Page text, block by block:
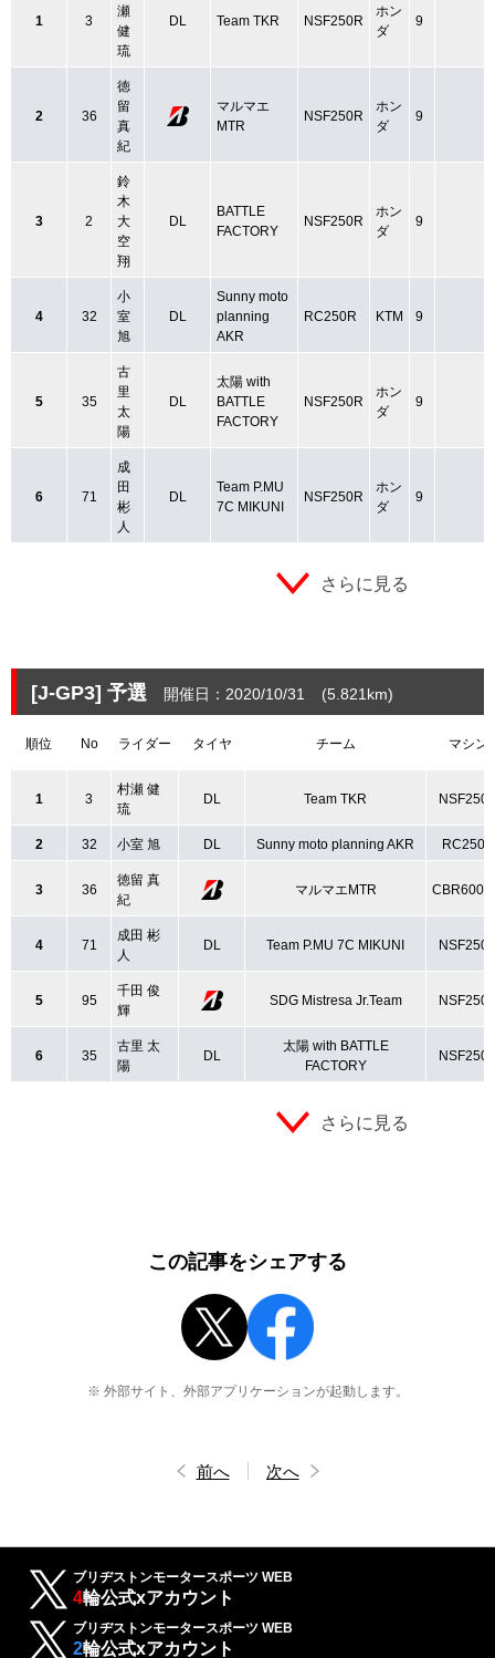
1 3
瀬
健
琉
DL Team TKR NSF250R
ホン
ダ
9
2 36
徳
留
真
紀
マルマエ
MTR
NSF250R
ホン
ダ
9
3 2
鈴
木
大
空
翔
DL
BATTLE
FACTORY
NSF250R
ホン
ダ
9
4 32
小
室
旭
DL
Sunny moto
planning
AKR
RC250R KTM 9
5 35
古
里
太
陽
DL
太陽 with
BATTLE
FACTORY
NSF250R
ホン
ダ
9
6 71
成
田
彬
人
DL
Team P.MU
7C MIKUNI
NSF250R
ホン
ダ
9
さらに見る
[J-GP3] 予選 開催日：2020/10/31 (5.821km)
順位 No ライダー タイヤ チーム マシン
1 3
村瀬 健
琉
DL Team TKR
2 32 小室 旭 DL Sunny moto planning AKR RC250R
3 36
徳留 真
紀
マルマエMTR
4 71
成田 彬
人
DL Team P.MU 7C MIKUNI
5 95
千田 俊
輝
SDG Mistresa Jr.Team
6 35
古里 太
陽
DL
太陽 with BATTLE
FACTORY
さらに見る
この記事をシェアする
※ 外部サイト、外部アプリケーションが起動します。
前へ 次へ
ブリヂストンモータースポーツ WEB
4輪公式xアカウント
ブリヂストンモータースポーツ WEB
2輪公式xアカウント